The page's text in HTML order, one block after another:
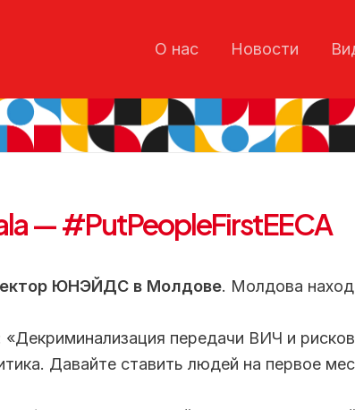
О нас Новости
— #PutPeopleFirstEECA
ЮНЭЙДС в Молдове. Молдова
«Декриминализация передачи ВИЧ и
Давайте ставить людей на первое